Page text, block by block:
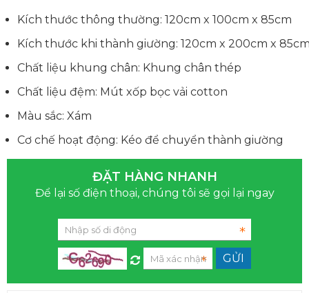
Kích thước thông thường: 120cm x 100cm x 85cm
Kích thước khi thành giường: 120cm x 200cm x
Chất liệu khung chân: Khung chân thép
Chất liệu đệm: Mút xốp bọc vải cotton
Màu sắc: Xám
Cơ chế hoạt động: Kéo để chuyển thành giường
ĐẶT HÀNG NHANH
Để lại số điện thoại, chúng tôi sẽ gọi lại ngay